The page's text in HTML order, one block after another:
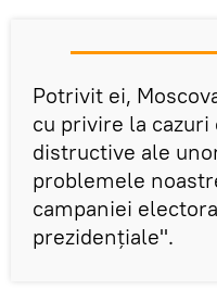
Potrivit ei,
cu privire la
distructive ale
problemele
campaniei
prezidențiale".